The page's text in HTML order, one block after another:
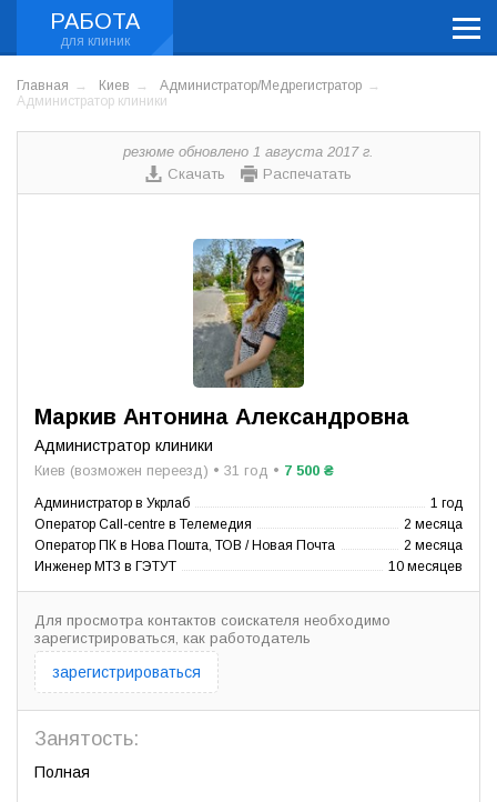
РАБОТА
Главная Киев
Администратор/Медрегистратор
Администратор клиники
резюме обновлено 1 августа 2017 г.
Скачать
Распечатать
Маркив Антонина Александровна
Администратор клиники
Киев (возможен переезд) • 31 год • 7 500 ₴
Администратор в Укрлаб
1 год
Оператор Call-centre в Телемедия
2 месяца
Оператор ПК в Нова Пошта, ТОВ / Новая Почта
2 месяца
Инженер МТЗ в ГЭТУТ
10 месяцев
Для просмотра контактов соискателя необходимо
зарегистрироваться, как работодатель
зарегистрироваться
Занятость:
Полная